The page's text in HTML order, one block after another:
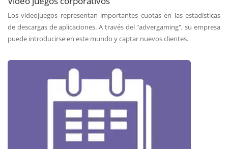
Los videojuegos representan importantes cuotas en las estadísticas
de descargas de aplicaciones. A través del "advergaming", su empresa
puede introducirse en este mundo y captar nuevos clientes.